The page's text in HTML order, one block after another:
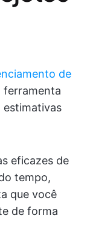
de
ferramenta
estimativas
eficazes de
tempo,
que você
de forma